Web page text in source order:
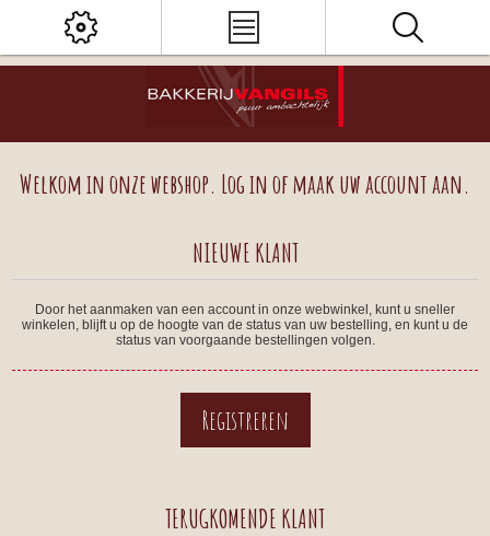
Welkom in onze webshop. Log in of maak uw account aan.
NIEUWE KLANT
Door het aanmaken van een account in onze webwinkel, kunt u sneller
winkelen, blijft u op de hoogte van de status van uw bestelling, en kunt u de
status van voorgaande bestellingen volgen.
TERUGKOMENDE KLANT